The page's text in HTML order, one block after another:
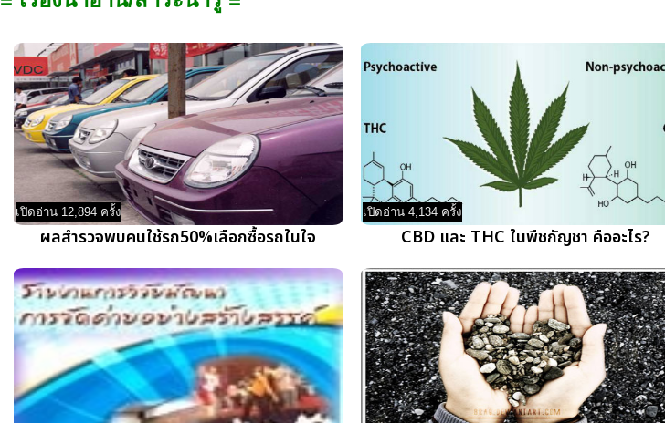
เปิดอ่าน 12,894 ครั้ง
ผลสำรวจพบคนใช้รถ50%เลือกซื้อรถในใจ
เปิดอ่าน 4,134 ครั้ง
CBD และ THC ในพืชกัญชา คืออะไร?